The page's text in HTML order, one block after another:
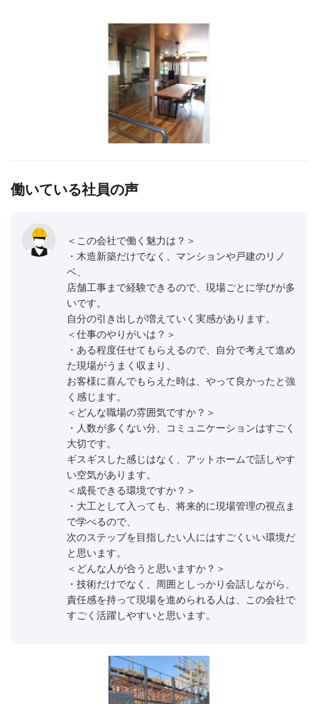
働いている社員の声
＜この会社で働く魅力は？＞
・木造新築だけでなく、マンションや戸建のリノ
ベ、
店舗工事まで経験できるので、現場ごとに学びが多
いです。
自分の引き出しが増えていく実感があります。
＜仕事のやりがいは？＞
・ある程度任せてもらえるので、自分で考えて進め
た現場がうまく収まり、
お客様に喜んでもらえた時は、やって良かったと強
く感じます。
＜どんな職場の雰囲気ですか？＞
・人数が多くない分、コミュニケーションはすごく
大切です。
ギスギスした感じはなく、アットホームで話しやす
い空気があります。
＜成長できる環境ですか？＞
・大工として入っても、将来的に現場管理の視点ま
で学べるので、
次のステップを目指したい人にはすごくいい環境だ
と思います。
＜どんな人が合うと思いますか？＞
・技術だけでなく、周囲としっかり会話しながら、
責任感を持って現場を進められる人は、この会社で
すごく活躍しやすいと思います。